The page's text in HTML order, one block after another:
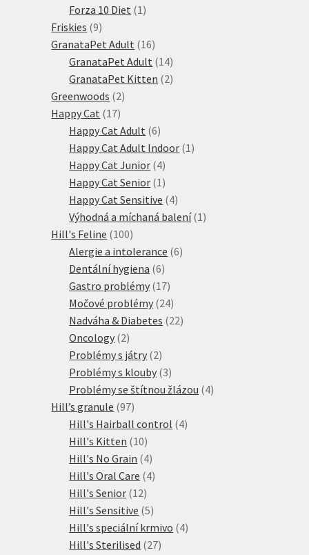
produktů
Forza 10 Diet 1 1
Friskies 99
produktů
GranataPet Adult 1616
produktů
GranataPet Adult 1414
produktů
GranataPet Kitten 22
Greenwoods 22
Happy Cat 1717
produktů
Happy Cat Adult 66
produktů
Happy Cat Adult Indoor 1 1
Happy Cat Junior 44
produkty
Happy Cat Senior 1 1
produkt
Happy Cat Sensitive 44
produkty
Výhodná a míchaná balení 1 1
Hill's Feline 100100
produktů
Alergie a intolerance 66
Dentální hygiena 66
produktů
Gastro problémy 1717
produktů
Močové problémy 2424
produktů
Nadváha & Diabetes 2222
Oncology 22
produkty
Problémy s játry 22
produkty
Problémy s klouby 33
produkty
Problémy se štítnou žlázou 44
Hill’s granule 9797
produktů
Hill's Hairball control 44
Hill's Kitten 1010
produktů
Hill's No Grain 44
produkty
Hill's Oral Care 44
Hill's Senior 1212
produktů
Hill's Sensitive 55
produktů
Hill's speciální krmivo 44
Hill's Sterilised 2727